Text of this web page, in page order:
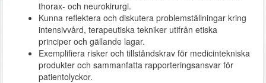
thorax- och neurokirurgi.
Kunna reflektera och diskutera problemställningar kring
intensivvård, terapeutiska tekniker utifrån etiska
principer och gällande lagar.
Exemplifiera risker och tillståndskrav för medicintekniska
produkter och sammanfatta rapporteringsansvar för
patientolyckor.